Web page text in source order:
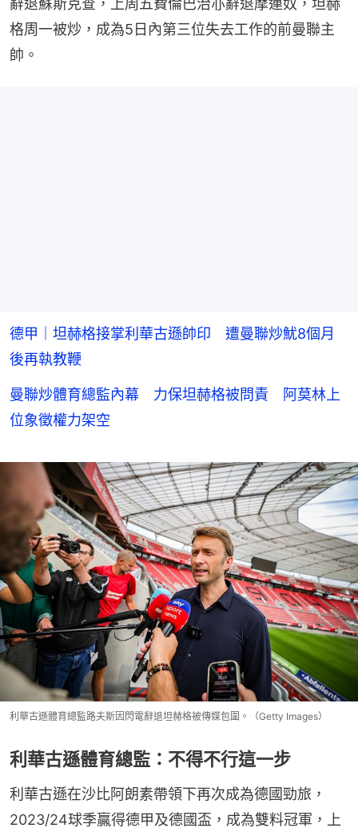
辭退蘇斯克查，上周五費倫巴治亦辭退摩連奴，坦赫
格周一被炒，成為5日內第三位失去工作的前曼聯主
帥。
德甲｜坦赫格接掌利華古遜帥印 遭曼聯炒魷8個月
後再執教鞭
曼聯炒體育總監內幕 力保坦赫格被問責 阿莫林上
位象徵權力架空
利華古遜體育總監路夫斯因閃電辭退坦赫格被傳媒包圍。（Getty Images）
利華古遜體育總監：不得不行這一步
利華古遜在沙比阿朗素帶領下再次成為德國勁旅，
2023/24球季贏得德甲及德國盃，成為雙料冠軍，上